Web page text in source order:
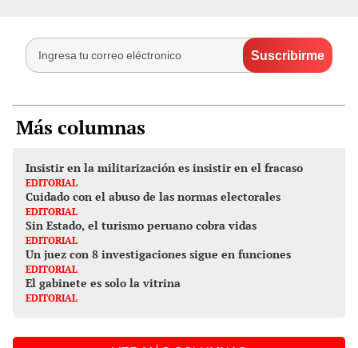
Más columnas
Insistir en la militarización es insistir en el fracaso
EDITORIAL
Cuidado con el abuso de las normas electorales
EDITORIAL
Sin Estado, el turismo peruano cobra vidas
EDITORIAL
Un juez con 8 investigaciones sigue en funciones
EDITORIAL
El gabinete es solo la vitrina
EDITORIAL